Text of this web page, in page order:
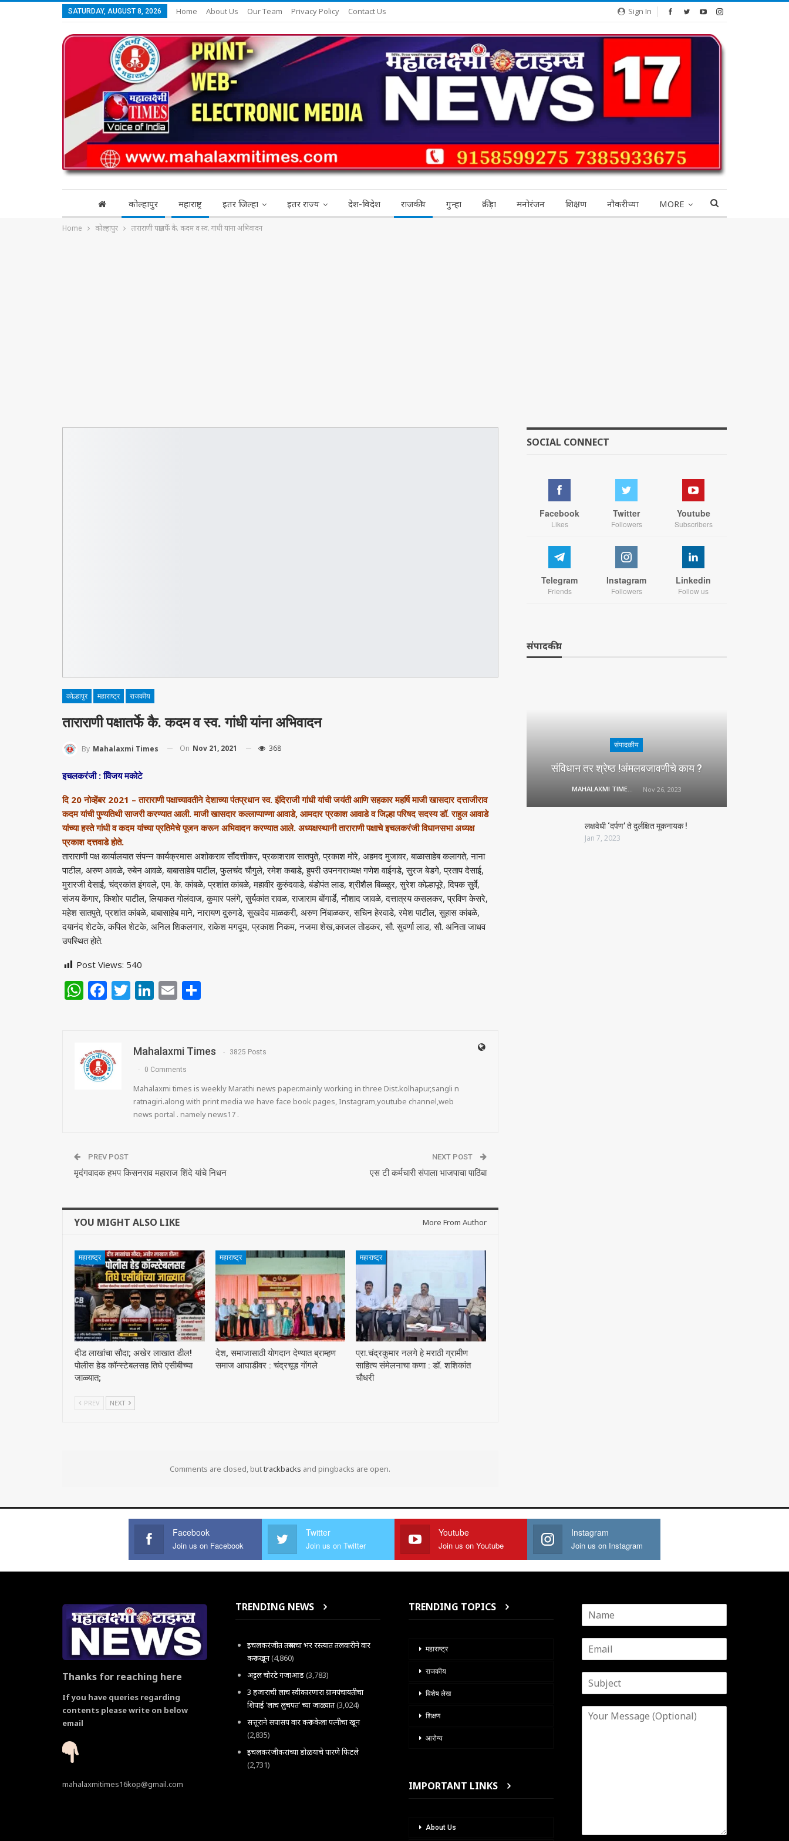
Sign In
SATURDAY, AUGUST 8, 2026 Home About Us Our Team Privacy Policy Contact Us
कोल्हापुर महाराष्ट्र इतर जिल्हा इतर राज्य देश-विदेश राजकीय गुन्हा क्रीड़ा मनोरंजन शिक्षण नौकरीच्या MORE
Home कोल्हापुर ताराराणी पक्षातर्फे कै. कदम व स्व. गांधी यांना अभिवादन
कोल्हापुर महाराष्ट्र राजकीय
ताराराणी पक्षातर्फे कै. कदम व स्व. गांधी यांना अभिवादन
By Mahalaxmi Times On Nov 21, 2021 368
इचलकरंजी : वििजय मकोटे
दि 20 नोव्हेंबर 2021 – ताराराणी पक्षाच्यावतीने देशाच्या पंतप्रधान स्व. इंदिराजी गांधी यांची जयंती आणि सहकार महर्षि माजी खासदार दत्ताजीराव
कदम यांची पुण्यतिथी साजरी करण्यात आली. माजी खासदार कल्लाप्पाण्णा आवाडे, आमदार प्रकाश आवाडे व जिल्हा परिषद सदस्य डॉ. राहुल आवाडे
यांच्या हस्ते गांधी व कदम यांच्या प्रतिमेचे पूजन करून अभिवादन करण्यात आले. अध्यक्षस्थानी ताराराणी पक्षाचे इचलकरंजी विधानसभा अध्यक्ष
प्रकाश दत्तवाडे होते.
ताराराणी पक्ष कार्यालयात संपन्न कार्यक्रमास अशोकराव सौंदत्तीकर, प्रकाशराव सातपुते, प्रकाश मोरे, अहमद मुजावर, बाळासाहेब कलागते, नाना
पाटील, अरुण आवळे, रुबेन आवळे, बाबासाहेब पाटील, फुलचंद चौगुले, रमेश कबाडे, हुपरी उपनगराध्यक्ष गणेश वाईगडे, सुरज बेडगे, प्रताप देसाई,
मुरारजी देसाई, चंद्रकांत इंगवले, एम. के. कांबळे, प्रशांत कांबळे, महावीर कुरुंदवाडे, बंडोपंत लाड, श्रीशैल बिळ्ळुर, सुरेश कोल्हापूरे, दिपक सुर्वे,
संजय केंगार, किशोर पाटील, लियाकत गोलंदाज, कुमार पलंगे, सुर्यकांत रावळ, राजाराम बोंगार्डे, नौशाद जावळे, दत्तात्रय कसलकर, प्रविण केसरे,
महेश सातपुते, प्रशांत कांबळे, बाबासाहेब माने, नारायण दुरुगडे, सुखदेव माळकरी, अरुण निंबाळकर, सचिन हेरवाडे, रमेश पाटील, सुहास कांबळे,
दयानंद शेटके, कपिल शेटके, अनिल शिकलगार, राकेश मगदूम, प्रकाश निकम, नजमा शेख,काजल तोडकर, सौ. सुवर्णा लाड, सौ. अनिता जाधव
उपस्थित होते.
Post Views: 540
WhatsApp
Facebook
Twitter
LinkedIn
Email
Mahalaxmi Times 3825 Posts
0 Comments
Mahalaxmi times is weekly Marathi news paper.mainly working in three Dist.kolhapur,sangli n
ratnagiri.along with print media we have face book pages, Instagram,youtube channel,web
news portal . namely news17 .
PREV POST
मृदंगवादक हभप किसनराव महाराज शिंदे यांचे निधन
NEXT POST
एस टी कर्मचारी संपाला भाजपाचा पाठिंबा
YOU MIGHT ALSO LIKE More From Author
महाराष्ट्र
दीड लाखांचा सौदा; अखेर लाखात डील!
पोलीस हेड कॉन्स्टेबलसह तिघे एसीबीच्या
जाळ्यात;
महाराष्ट्र
देश, समाजासाठी याेगदान देण्यात ब्राम्हण
समाज आघाडीवर : चंद्रचूड गाेंगले
महाराष्ट्र
प्रा.चंद्रकुमार नलगे हे मराठी ग्रामीण
साहित्य संमेलनाचा कणा : डॉ. शशिकांत
चौधरी
PREV NEXT
Comments are closed, buttrackbacks and pingbacks are open.
SOCIAL CONNECT
Facebook
Likes
Twitter
Followers
Youtube
Subscribers
Telegram
Friends
Instagram
Followers
Linkedin
Follow us
संपादकीय
संपादकीय
संविधान तर श्रेष्ठ !अंमलबजावणीचे काय ?
MAHALAXMI TIMES Nov 26, 2023
लक्षवेधी ‘दर्पण’ ते दुर्लक्षित मूकनायक !
Jan 7, 2023
Facebook
Join us on Facebook
Twitter
Join us on Twitter
Youtube
Join us on Youtube
Instagram
Join us on Instagram
Thanks for reaching here
If you have queries regarding
contents please write on below
email
mahalaxmitimes16kop@gmail.com
TRENDING NEWS
इचलकरंजीत तरूणाचा भर रस्त्यात तलवारीने वार
करून खून(4,860)
अट्टल चोरटे गजाआड(3,783)
3 हजाराची लाच स्वीकारणारा ग्रामपंचायतीचा
शिपाई ‘लाच लुचपत’ च्या जाळ्यात(3,024)
सत्तूराने सपासप वार करून केला पत्नीचा खून
(2,835)
इचलकरंजीकरांच्या डोळयाचे पारणे फिटले
(2,731)
TRENDING TOPICS
महाराष्ट्र
राजकीय
विशेष लेख
शिक्षण
आरोग्य
IMPORTANT LINKS
About Us